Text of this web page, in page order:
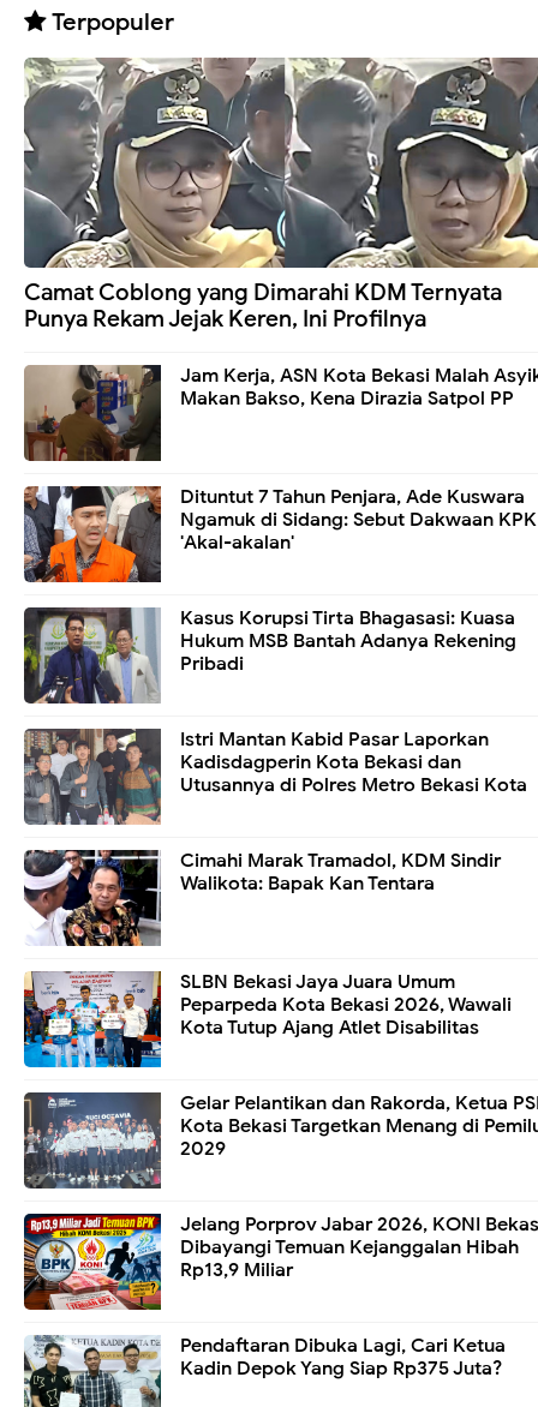
Terpopuler
Camat Coblong yang Dimarahi KDM Ternyata
Punya Rekam Jejak Keren, Ini Profilnya
Jam Kerja, ASN Kota Bekasi Malah
Makan Bakso, Kena Dirazia Satpol PP
Dituntut 7 Tahun Penjara, Ade Kuswara
Ngamuk di Sidang: Sebut Dakwaan KPK
'Akal-akalan'
Kasus Korupsi Tirta Bhagasasi: Kuasa
Hukum MSB Bantah Adanya Rekening
Pribadi
Istri Mantan Kabid Pasar Laporkan
Kadisdagperin Kota Bekasi dan
Utusannya di Polres Metro Bekasi Kota
Cimahi Marak Tramadol, KDM Sindir
Walikota: Bapak Kan Tentara
SLBN Bekasi Jaya Juara Umum
Peparpeda Kota Bekasi 2026, Wawali
Kota Tutup Ajang Atlet Disabilitas
Gelar Pelantikan dan Rakorda, Ketua
Kota Bekasi Targetkan Menang di
2029
Jelang Porprov Jabar 2026, KONI
Dibayangi Temuan Kejanggalan Hibah
Rp13,9 Miliar
Pendaftaran Dibuka Lagi, Cari Ketua
Kadin Depok Yang Siap Rp375 Juta?